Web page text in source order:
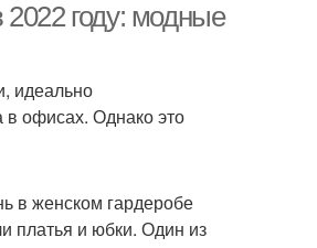
году: модные
идеально
офисах. Однако это
в женском гардеробе
платья и юбки. Один из